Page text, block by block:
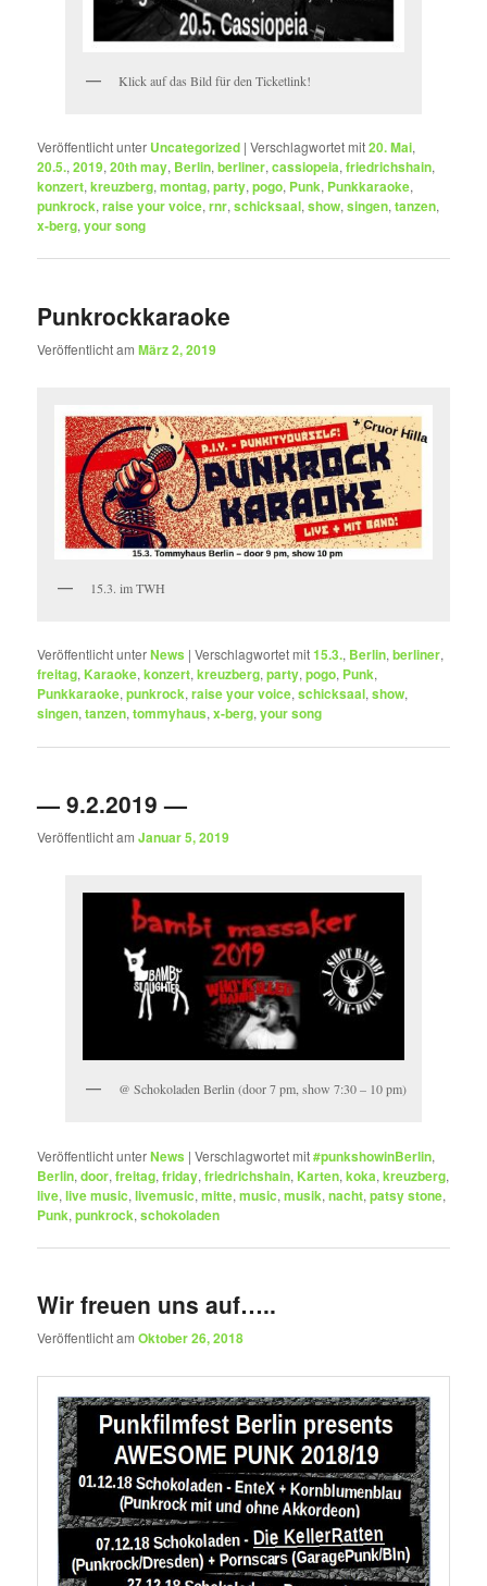
Klick auf das Bild für den Ticketlink!
Veröffentlicht unter Uncategorized |Verschlagwortet mit20. Mai,
20.5.,2019,20th may, Berlin,berliner,cassiopeia,friedrichshain,
konzert,kreuzberg,montag,party,pogo, Punk, Punkkaraoke,
punkrock,raise your voice,rnr,schicksaal,show,singen,tanzen,
x-berg,your song
Punkrockkaraoke
Veröffentlicht amMärz 2, 2019
15.3. im TWH
Veröffentlicht unterNews |Verschlagwortet mit15.3., Berlin,berliner,
freitag, Karaoke,konzert,kreuzberg,party,pogo, Punk,
Punkkaraoke,punkrock,raise your voice,schicksaal,show,
singen,tanzen,tommyhaus,x-berg,your song
— 9.2.2019 —
Veröffentlicht amJanuar 5, 2019
@ Schokoladen Berlin (door 7 pm, show 7:30 – 10 pm)
Veröffentlicht unterNews |Verschlagwortet mit#punkshowinBerlin,
Berlin,door,freitag,friday,friedrichshain, Karten,koka,kreuzberg,
live,live music,livemusic,mitte,music,musik,nacht,patsy stone,
Punk,punkrock,schokoladen
Wir freuen uns auf…..
Veröffentlicht amOktober 26, 2018